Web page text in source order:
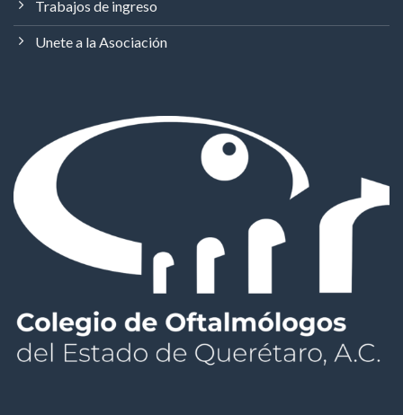
Trabajos de ingreso
Unete a la Asociación